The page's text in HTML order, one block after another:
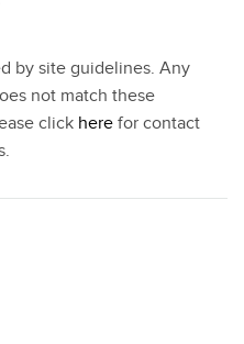
by site guidelines. Any
not match these
click here for contact